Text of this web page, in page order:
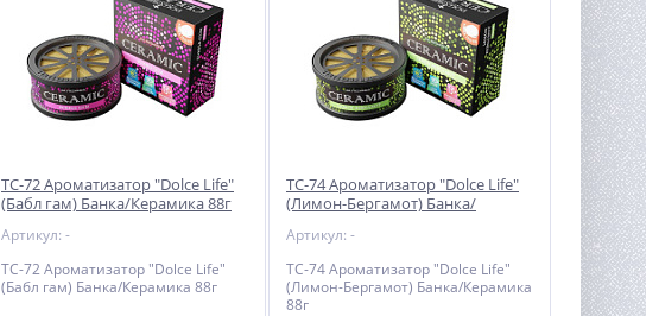
TC-72 Ароматизатор "Dolce Life"
(Бабл гам) Банка/Керамика 88г
Артикул: -
TC-72 Ароматизатор "Dolce Life"
(Бабл гам) Банка/Керамика 88г
TC-74 Ароматизатор "Dolce Life"
(Лимон-Бергамот) Банка/
Артикул: -
TC-74 Ароматизатор "Dolce Life"
(Лимон-Бергамот) Банка/Керамика
88г